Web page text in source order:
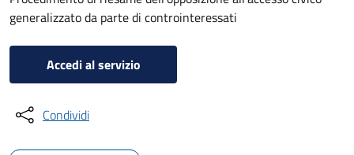
generalizzato da parte di controinteressati
Accedi al servizio
Condividi